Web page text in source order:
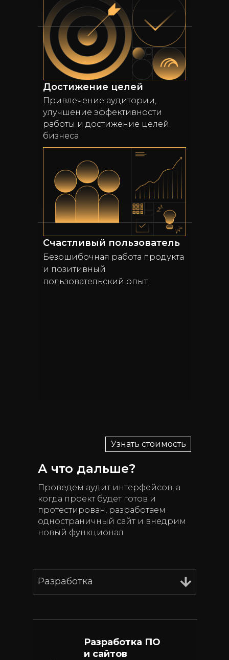
Достижение целей
Привлечение аудитории,
улучшение эффективности
работы и достижение целей
бизнеса
Счастливый пользователь
Безошибочная работа продукта
и позитивный
пользовательский опыт.
Проведем аудит интерфейсов, а
когда проект будет готов и
протестирован, разработаем
одностраничный сайт и внедрим
новый функционал
Узнать стоимость
А что дальше?
Разработка
Разработка ПО
и сайтов